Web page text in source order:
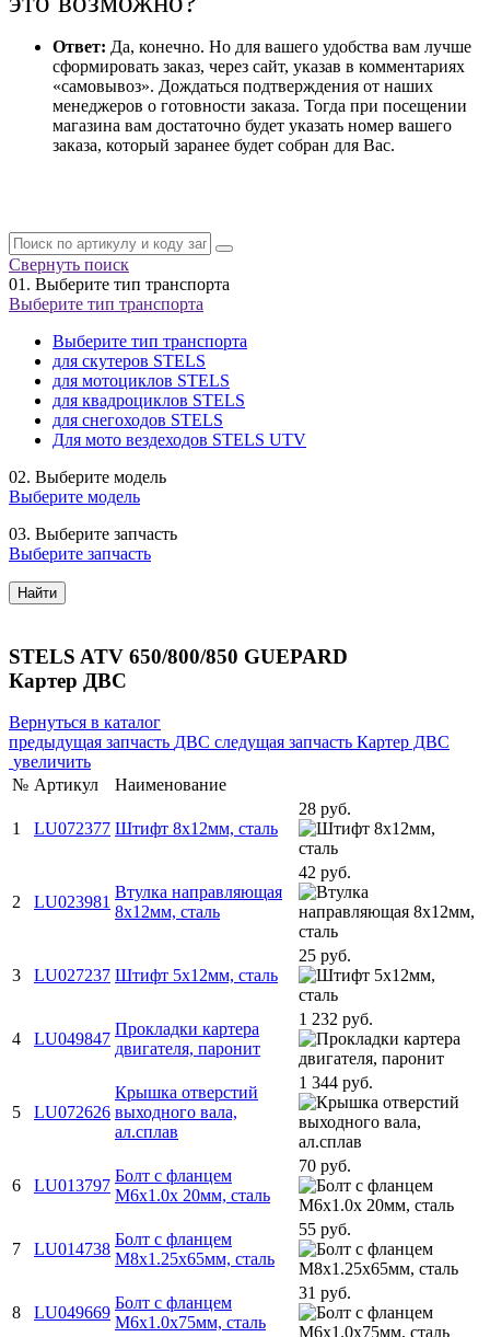
Ответ: Да, конечно. Но для вашего удобства вам лучше
сформировать заказ, через сайт, указав в комментариях
«самовывоз». Дождаться подтверждения от наших
менеджеров о готовности заказа. Тогда при посещении
магазина вам достаточно будет указать номер вашего
заказа, который заранее будет собран для Вас.
Свернуть поиск
01. Выберите тип транспорта
Выберите тип транспорта
Выберите тип транспорта
для скутеров STELS
для мотоциклов STELS
для квадроциклов STELS
для снегоходов STELS
Для мото вездеходов STELS UTV
02. Выберите модель
Выберите модель
03. Выберите запчасть
Выберите запчасть
Найти
STELS ATV 650/800/850 GUEPARD
Картер ДВС
Вернуться в каталог
предыдущая запчасть ДВС следущая запчасть Картер ДВС
увеличить
№ Артикул Наименование
1 LU072377 Штифт 8х12мм, сталь
28 руб.
2 LU023981
Втулка направляющая
8х12мм, сталь
42 руб.
3 LU027237 Штифт 5х12мм, сталь
25 руб.
4 LU049847
Прокладки картера
двигателя, паронит
1 232 руб.
5 LU072626
Крышка отверстий
выходного вала,
ал.сплав
1 344 руб.
6 LU013797
Болт с фланцем
M6x1.0x 20мм, сталь
70 руб.
7 LU014738
Болт с фланцем
M8х1.25х65мм, сталь
55 руб.
8 LU049669
Болт с фланцем
M6х1.0х75мм, сталь
31 руб.